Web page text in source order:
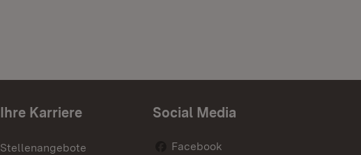
Ihre Karriere
Stellenangebote
Social Media
Facebook